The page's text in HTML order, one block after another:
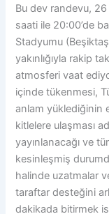
Bu dev randevu,
saati ile 20:00’de
Stadyumu
yakınlığıyla rakip
atmosferi vaat
içinde tükenmesi,
anlam yüklediğinin
kitlelere ulaşması
yayınlanacağı ve
kesinleşmiş
halinde uzatmalar
taraftar desteğini
dakikada bitirmek